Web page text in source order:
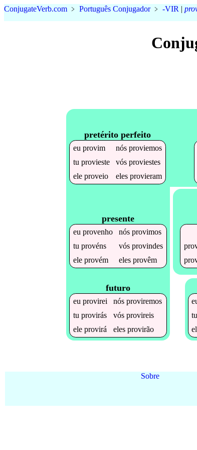
ConjugateVerb.com ﹥ Português Conjugador﹥ -VIR |
pretérito perfeito
eu provim nós proviemos
tu provieste vós proviestes
ele proveio eles provieram
presente
eu provenho nós provimos
tu provéns vós provindes
ele provém eles provêm
futuro
eu provirei nós proviremos
tu provirás vós provireis
ele provirá eles provirão
Sobre